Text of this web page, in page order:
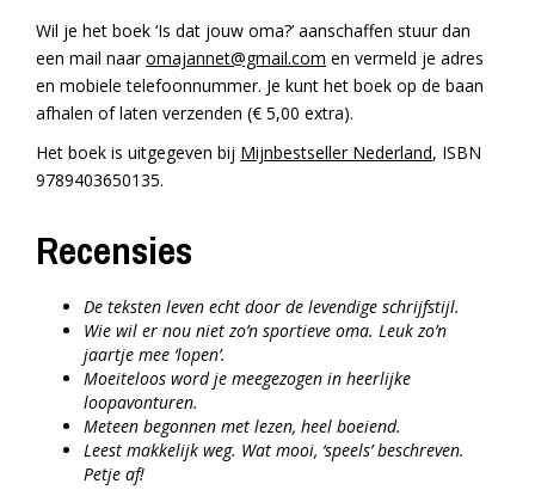
Wil je het boek ‘Is dat jouw oma?’ aanschaffen stuur dan
een mail naaromajannet@gmail.com en vermeld je adres
en mobiele telefoonnummer. Je kunt het boek op de baan
afhalen of laten verzenden (€ 5,00 extra).
Het boek is uitgegeven bij Mijnbestseller Nederland, ISBN
9789403650135.
Recensies
De teksten leven echt door de levendige schrijfstijl.
Wie wil er nou niet zo’n sportieve oma. Leuk zo’n
jaartje mee ‘lopen’.
Moeiteloos word je meegezogen in heerlijke
loopavonturen.
Meteen begonnen met lezen, heel boeiend.
Leest makkelijk weg. Wat mooi, ‘speels’ beschreven.
Petje af!